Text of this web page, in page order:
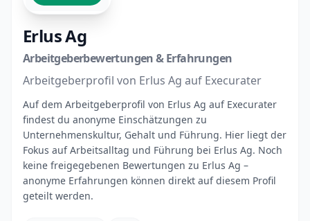
Erlus Ag
Arbeitgeberbewertungen & Erfahrungen
Arbeitgeberprofil von Erlus Ag auf Execurater
Auf dem Arbeitgeberprofil von Erlus Ag auf Execurater
findest du anonyme Einschätzungen zu
Unternehmenskultur, Gehalt und Führung. Hier liegt der
Fokus auf Arbeitsalltag und Führung bei Erlus Ag. Noch
keine freigegebenen Bewertungen zu Erlus Ag –
anonyme Erfahrungen können direkt auf diesem Profil
geteilt werden.